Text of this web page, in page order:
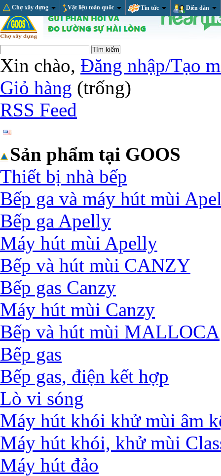
Chợ xây dựng Vật liệu toàn quốc Tin tức Diễn đàn
Xin chào, Đăng nhập/Tạo
Giỏ hàng (trống)
RSS Feed
Sản phẩm tại GOOS
Thiết bị nhà bếp
Bếp ga và máy hút mùi
Bếp ga Apelly
Máy hút mùi Apelly
Bếp và hút mùi CANZY
Bếp gas Canzy
Máy hút mùi Canzy
Bếp và hút mùi MALLOCA
Bếp gas
Bếp gas, điện kết hợp
Lò vi sóng
Máy hút khói khử mùi âm
Máy hút khói, khử mùi
Máy hút đảo